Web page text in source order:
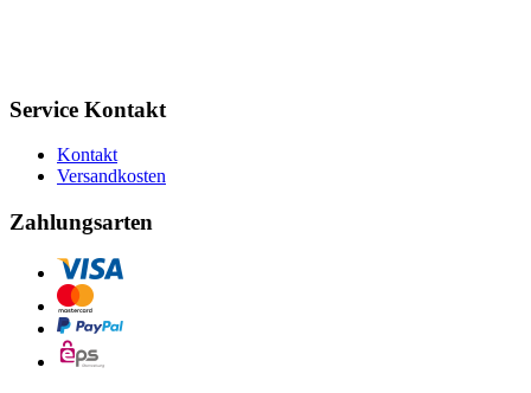
Service Kontakt
Kontakt
Versandkosten
Zahlungsarten